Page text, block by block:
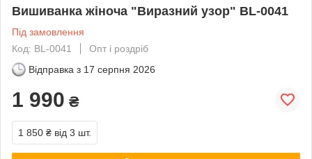
Вишиванка жіноча "Виразний узор" BL-0041
Під замовлення
Код: BL-0041
Опт і роздріб
Відправка з 17 серпня 2026
1 990 ₴
1 850 ₴ від 3 шт.